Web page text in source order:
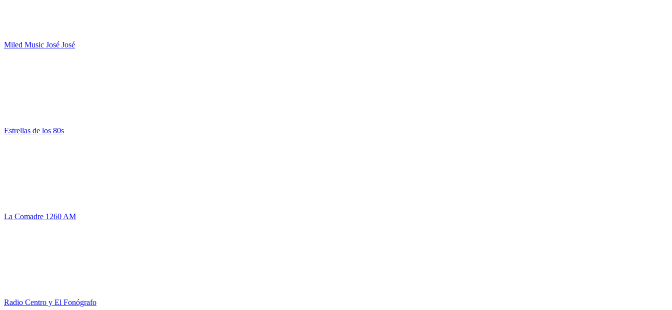
Miled Music José José
Estrellas de los 80s
La Comadre 1260 AM
Radio Centro y El Fonógrafo